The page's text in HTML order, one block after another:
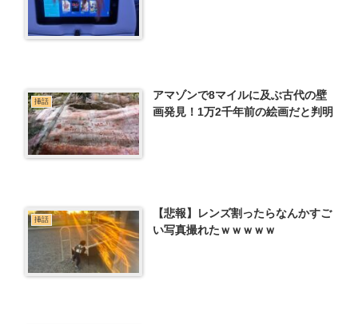
挿話
アマゾンで8マイルに及ぶ古代の壁
画発見！1万2千年前の絵画だと判明
挿話
【悲報】レンズ割ったらなんかすご
い写真撮れたｗｗｗｗｗ